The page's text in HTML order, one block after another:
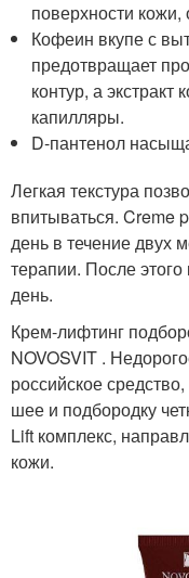
поверхности
Кофеин вкупе с
предотвращает
контур, а экстракт
капилляры.
D-пантенол
Легкая текстура
впитываться. Creme
день в течение двух
терапии. После этого
день.
Крем-лифтинг
NOVOSVIT .
российское
шее и подбородку
Lift комплекс,
кожи.